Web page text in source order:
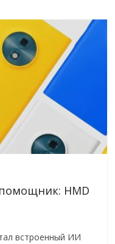
HMD
встроенный ИИ